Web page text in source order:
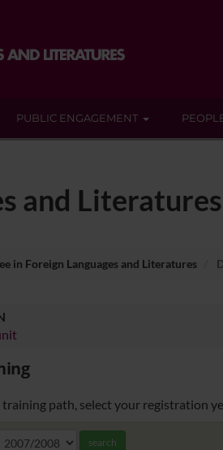
PUBLIC ENGAGEMENT
and Literatures
in Foreign Languages and Literatures
training path, select your registration
search